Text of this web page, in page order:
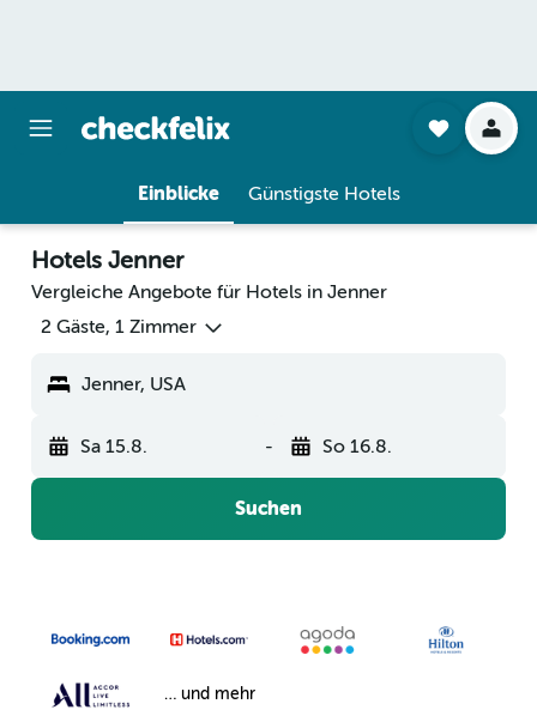
Einblicke Günstigste Hotels
Hotels Jenner
Vergleiche Angebote für Hotels in Jenner
2 Gäste, 1 Zimmer
Jenner, USA
Sa 15.8. - So 16.8.
Suchen
… und mehr